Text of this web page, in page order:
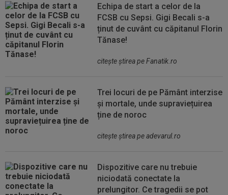
Echipa de start a celor de la
FCSB cu Sepsi. Gigi Becali s-a
ținut de cuvânt cu căpitanul Florin
Tănase!
citeşte ştirea pe Fanatik.ro
Trei locuri de pe Pământ interzise
și mortale, unde supraviețuirea
ține de noroc
citeşte ştirea pe adevarul.ro
Dispozitive care nu trebuie
niciodată conectate la
prelungitor. Ce tragedii se pot